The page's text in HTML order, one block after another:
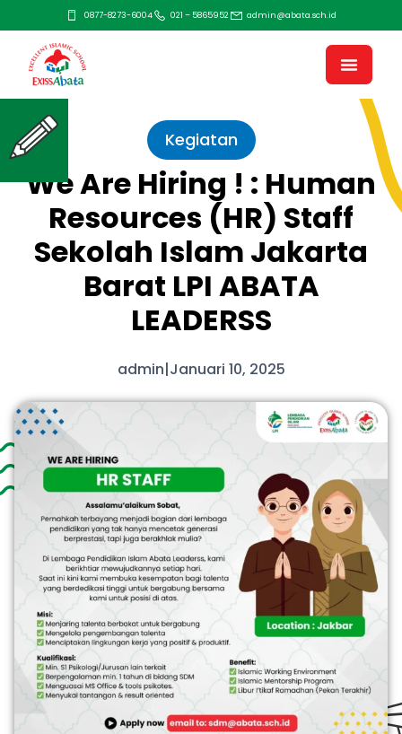
0877-8273-6004 021 – 5865952 admin@abata.sch.id
Kegiatan
We Are Hiring ! : Human
Resources (HR) Staff
Sekolah Islam Jakarta
Barat LPI ABATA
LEADERSS
admin|Januari 10, 2025